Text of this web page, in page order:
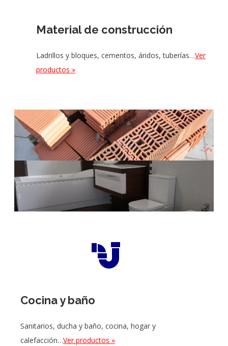
Material de construcción
Ladrillos y bloques, cementos, áridos, tuberías…Ver
productos »
Cocina y baño
Sanitarios, ducha y baño, cocina, hogar y
calefacción…Ver productos »